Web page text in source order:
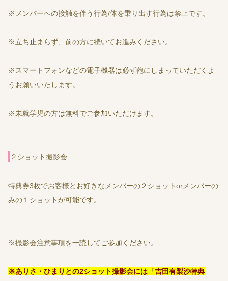
※メンバーへの接触を伴う行為/体を乗り出す行為は禁止です。
※立ち止まらず、前の方に続いてお進みください。
※スマートフォンなどの電子機器は必ず鞄にしまっていただくよ
うお願いいたします。
※未就学児の方は無料でご参加いただけます。
２ショット撮影会
特典券3枚でお客様とお好きなメンバーの２ショットorメンバーの
みの１ショットが可能です。
※撮影会注意事項を一読してご参加ください。
※ありさ・ひまりとの2ショット撮影会には「吉田有梨沙特典